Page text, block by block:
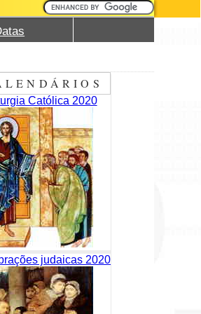
Católica 2020
judaicas 2020